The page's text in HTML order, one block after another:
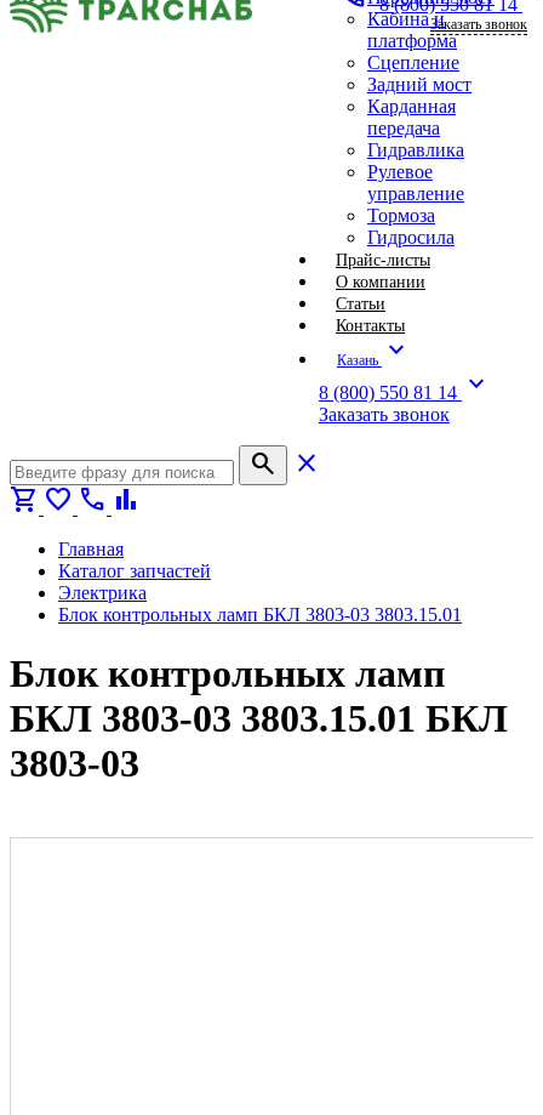
Кабина и
платформа
Сцепление
Задний мост
Карданная
передача
Гидравлика
Рулевое
управление
Тормоза
Гидросила
Прайс-листы
О компании
Статьи
Контакты
Казань expand_more
8 (800) 550 81 14 expand_more
Заказать звонок
Заказать звонок
search
close
shopping_cart favorite call bar_chart
Главная
Каталог запчастей
Электрика
Блок контрольных ламп БКЛ 3803-03 3803.15.01
Блок контрольных ламп
БКЛ 3803-03 3803.15.01 БКЛ
3803-03